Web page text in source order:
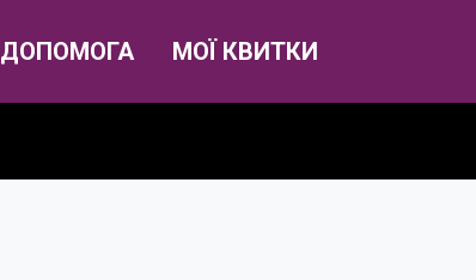
ДОПОМОГА МОЇ КВИТКИ